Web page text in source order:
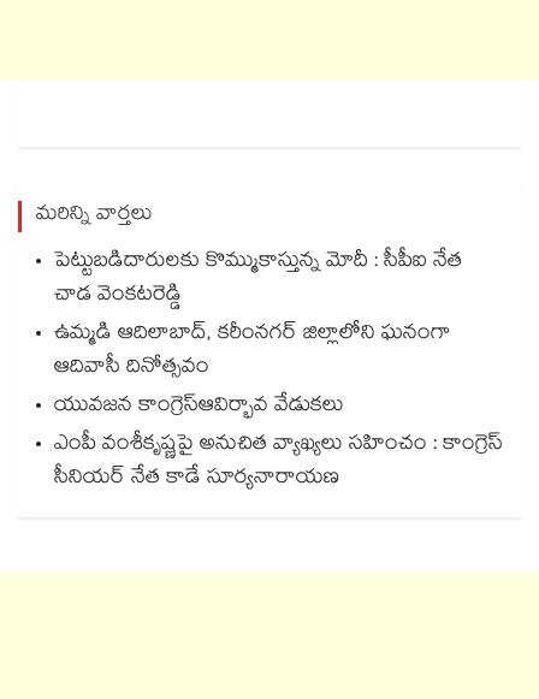
మరిన్ని వార్తలు
పెట్టుబడిదారులకు కొమ్ముకాస్తున్న మోదీ : సీపీఐ నేత
చాడ వెంకటరెడ్డి
ఉమ్మడి ఆదిలాబాద్, కరీంనగర్ జిల్లాలోని ఘనంగా
ఆదివాసీ దినోత్సవం
యువజన కాంగ్రెస్ఆవిర్భావ వేడుకలు
ఎంపీ వంశీకృష్ణపై అనుచిత వ్యాఖ్యలు సహించం : కాంగ్రెస్
సీనియర్ నేత కాడే సూర్యనారాయణ